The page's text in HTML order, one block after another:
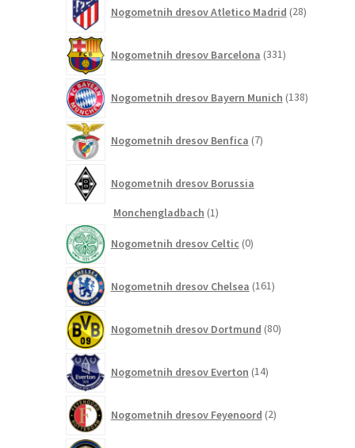
Nogometnih dresov Atletico Madrid 28izdelkov
Nogometnih dresov Barcelona 331izdelkov
Nogometnih dresov Bayern Munich 138izdelkov
Nogometnih dresov Benfica 7izdelkov
Nogometnih dresov Borussia
Monchengladbach 11
Nogometnih dresov Celtic 0izdelkov
Nogometnih dresov Chelsea 161izdelkov
Nogometnih dresov Dortmund 80izdelkov
Nogometnih dresov Everton 14izdelkov
Nogometnih dresov Feyenoord 2izdelka